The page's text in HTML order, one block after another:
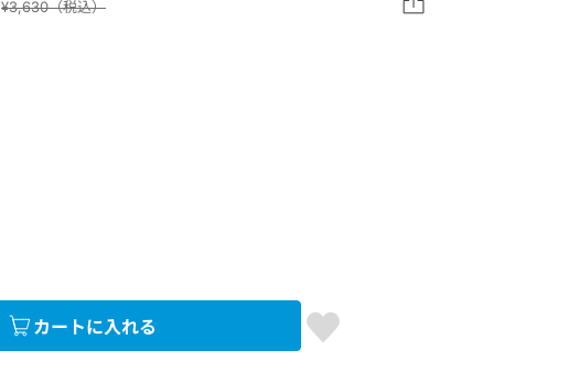
¥3,630（税込）
カートに入れる